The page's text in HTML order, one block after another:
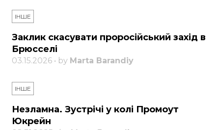
ІНШЕ
Заклик скасувати проросійський захід в
Брюсселі
03.15.2026 • by Marta Barandiy
ІНШЕ
Незламна. Зустрічі у колі Промоут
Юкрейн